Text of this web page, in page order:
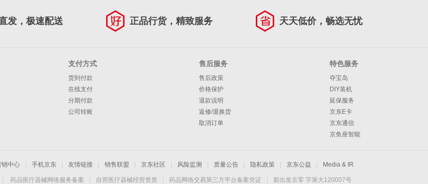
发，极速配送 正品行货，精致服务 天天低价，畅选无忧
支付方式
货到付款
在线支付
分期付款
公司转账
售后服务
售后政策
价格保护
退款说明
返修/退换货
取消订单
特色服务
夺宝岛
DIY装机
延保服务
京东E卡
京东通信
京鱼座智能
销中心 手机京东 友情链接 销售联盟 京东社区 风险监测 质量公告 隐私政策 京东公益 Media & IR
药品医疗器械网络服务备案 自营医疗器械经营资质 药品网络交易第三方平台备案凭证 新出发京零 字第大120007号